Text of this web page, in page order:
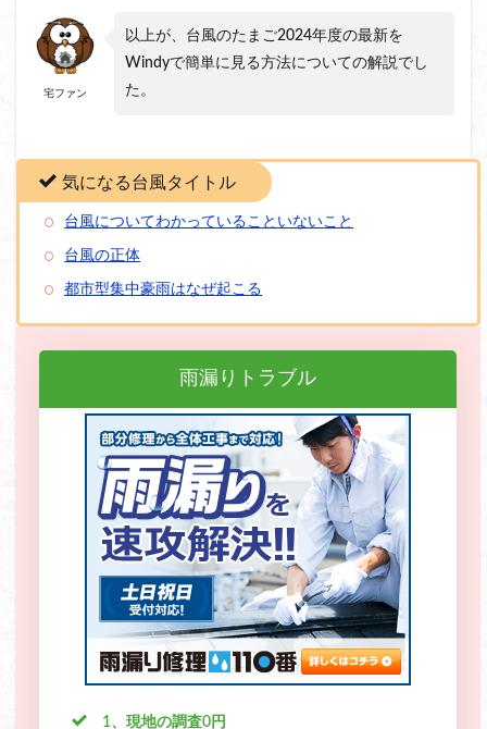
宅ファン
以上が、台風のたまご2024年度の最新を
Windyで簡単に見る方法についての解説でし
た。
気になる台風タイトル
台風についてわかっていることいないこと
台風の正体
都市型集中豪雨はなぜ起こる
雨漏りトラブル
1、現地の調査0円